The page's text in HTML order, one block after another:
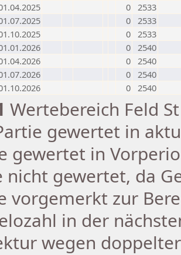
0 2533
0 2533
0 2533
0 2540
0 2540
0 2540
0 2540
Wertebereich Feld
gewertet in
gewertet in
nicht gewertet, da
vorgemerkt zur
in der
wegen